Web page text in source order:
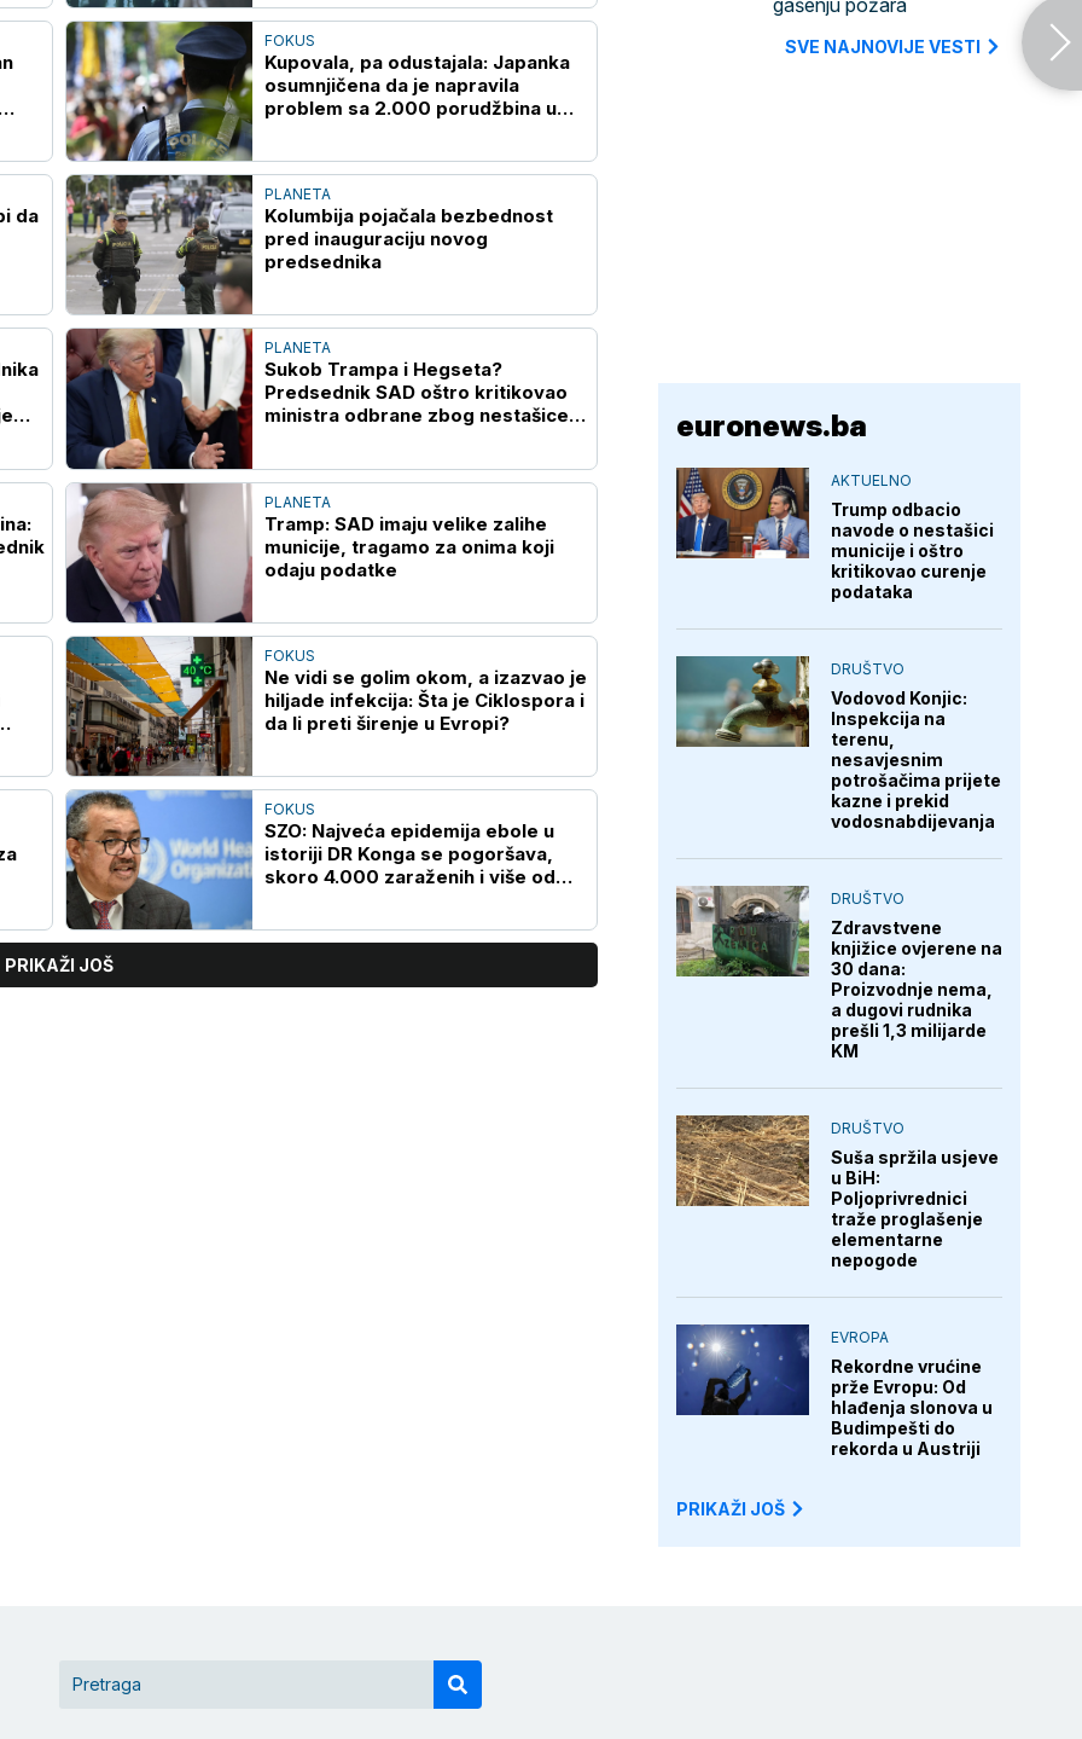
FOKUS
Kupovala, pa odustajala: Japanka
osumnjičena da je napravila
problem sa 2.000 porudžbina u
da
PLANETA
Kolumbija pojačala bezbednost
pred inauguraciju novog
predsednika
PLANETA
Sukob Trampa i Hegseta?
Predsednik SAD oštro kritikovao
ministra odbrane zbog nestašice
PLANETA
Tramp: SAD imaju velike zalihe
municije, tragamo za onima koji
odaju podatke
FOKUS
Ne vidi se golim okom, a izazvao je
hiljade infekcija: Šta je Ciklospora i
da li preti širenje u Evropi?
FOKUS
SZO: Najveća epidemija ebole u
istoriji DR Konga se pogoršava,
skoro 4.000 zaraženih i više od
PRIKAŽI JOŠ
gašenju požara
SVE NAJNOVIJE VESTI
euronews.ba
AKTUELNO
Trump odbacio
navode o nestašici
municije i oštro
kritikovao curenje
podataka
DRUŠTVO
Vodovod Konjic:
Inspekcija na
terenu,
nesavjesnim
potrošačima prijete
kazne i prekid
vodosnabdijevanja
DRUŠTVO
Zdravstvene
knjižice ovjerene na
30 dana:
Proizvodnje nema,
a dugovi rudnika
prešli 1,3 milijarde
KM
DRUŠTVO
Suša spržila usjeve
u BiH:
Poljoprivrednici
traže proglašenje
elementarne
nepogode
EVROPA
Rekordne vrućine
prže Evropu: Od
hlađenja slonova u
Budimpešti do
rekorda u Austriji
PRIKAŽI JOŠ